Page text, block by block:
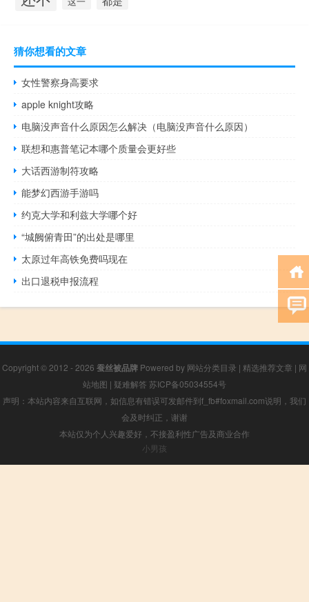
猜你想看的文章
女性警察身高要求
apple knight攻略
电脑没声音什么原因怎么解决（电脑没声音什么原因）
联想和惠普笔记本哪个质量会更好些
大话西游制符攻略
能梦幻西游手游吗
约克大学和利兹大学哪个好
“城阙俯青田”的出处是哪里
太原过年高铁免费吗现在
出口退税申报流程
Copyright © 2012 - 2026 蚕丝被品牌 Powered by 网站分类目录 | 精选推荐文章 | 网
站地图 | 疑难解答 苏ICP备05034554号
声明：本站内容来自互联网，如信息有错误可发邮件到f_fb#foxmail.com说明，我们
会及时纠正，谢谢
本站仅为个人兴趣爱好，不接盈利性广告及商业合作
小男孩